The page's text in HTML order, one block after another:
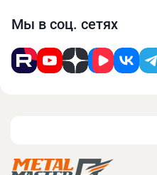
Высокоточные
отличаются малой
быстродействием,
скорости и положения.
Компактное
револьверный магазин
Мы в соц. сетях